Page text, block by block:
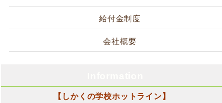
給付金制度
会社概要
【しかくの学校ホットライン】